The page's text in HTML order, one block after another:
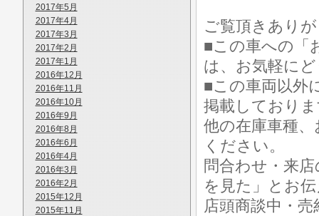
2017年5月
2017年4月
2017年3月
2017年2月
2017年1月
2016年12月
2016年11月
2016年10月
2016年9月
2016年8月
2016年6月
2016年4月
2016年3月
2016年2月
2015年12月
2015年11月
ご覧頂きあり
■この車への「
は、お気軽に
■この車両以外
掲載しており
他の在庫車種
ください。
問合わせ・来
を見た」とお
店頭商談中・